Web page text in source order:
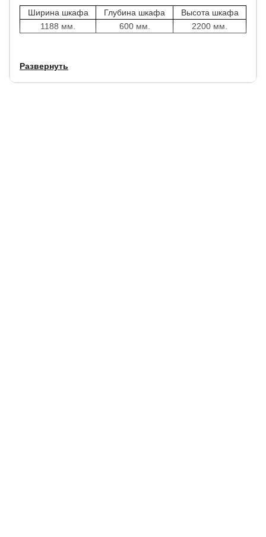
Ширина шкафа Глубина шкафа
Высота шкафа
1188 мм.
600 мм. 2200 мм.
шкафа отличается.
Развернуть